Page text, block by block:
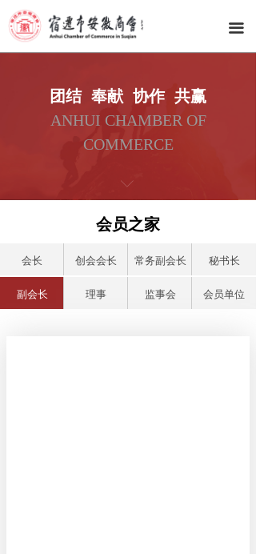
끀
网站首页
商会总览
商会动态
会员之家
资源对接
联系我们
团结 奉献 协作 共赢
ANHUI CHAMBER OF
COMMERCE
ꀅ
会员之家
会长 创会会长 常务副会长 秘书长
副会长 理事 监事会 会员单位